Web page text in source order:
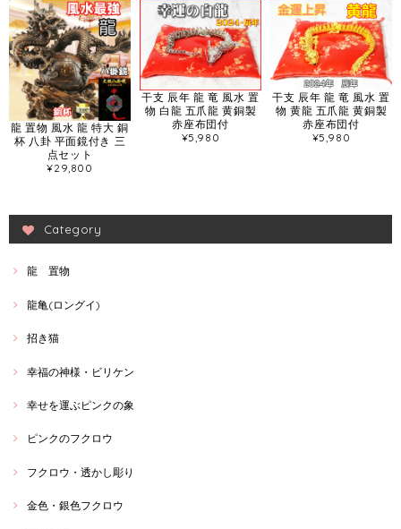
龍 置物 風水 龍 特大 銅
杯 八卦 平面鏡付き 三
点セット
¥29,800
干支 辰年 龍 竜 風水 置
物 白龍 五爪龍 黄銅製
赤座布団付
¥5,980
干支 辰年 龍 竜 風水 置
物 黄龍 五爪龍 黄銅製
赤座布団付
¥5,980
Category
龍 置物
龍亀(ロングイ)
招き猫
幸福の神様・ビリケン
幸せを運ぶピンクの象
ピンクのフクロウ
フクロウ・透かし彫り
金色・銀色フクロウ